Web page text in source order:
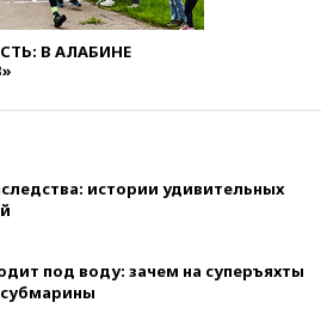
В АЛАБИНЕ
истории удивительных
под воду: зачем на суперъяхты